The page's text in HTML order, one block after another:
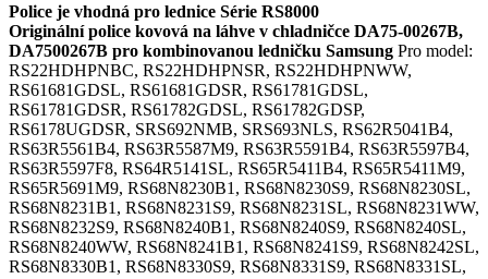
Police je vhodná pro lednice Série RS8000
Originální police kovová na láhve v chladničce DA75-00267B,
DA7500267B pro kombinovanou ledničku Samsung Pro model:
RS22HDHPNBC, RS22HDHPNSR, RS22HDHPNWW,
RS61681GDSL, RS61681GDSR, RS61781GDSL,
RS61781GDSR, RS61782GDSL, RS61782GDSP,
RS6178UGDSR, SRS692NMB, SRS693NLS, RS62R5041B4,
RS63R5561B4, RS63R5587M9, RS63R5591B4, RS63R5597B4,
RS63R5597F8, RS64R5141SL, RS65R5411B4, RS65R5411M9,
RS65R5691M9, RS68N8230B1, RS68N8230S9, RS68N8230SL,
RS68N8231B1, RS68N8231S9, RS68N8231SL, RS68N8231WW,
RS68N8232S9, RS68N8240B1, RS68N8240S9, RS68N8240SL,
RS68N8240WW, RS68N8241B1, RS68N8241S9, RS68N8242SL,
RS68N8330B1, RS68N8330S9, RS68N8331S9, RS68N8331SL,